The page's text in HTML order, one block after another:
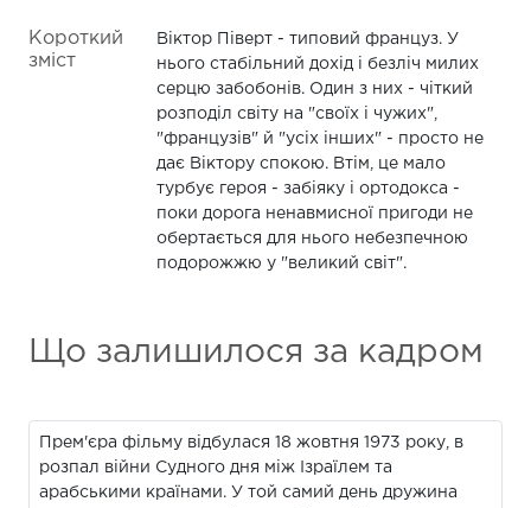
Короткий
зміст
Віктор Піверт - типовий француз. У
нього стабільний дохід і безліч милих
серцю забобонів. Один з них - чіткий
розподіл світу на "своїх і чужих",
"французів" й "усіх інших" - просто не
дає Віктору спокою. Втім, це мало
турбує героя - забіяку і ортодокса -
поки дорога ненавмисної пригоди не
обертається для нього небезпечною
подорожжю у "великий світ".
Що залишилося за кадром
Прем'єра фільму відбулася 18 жовтня 1973 року, в
розпал війни Судного дня між Ізраїлем та
арабськими країнами. У той самий день дружина